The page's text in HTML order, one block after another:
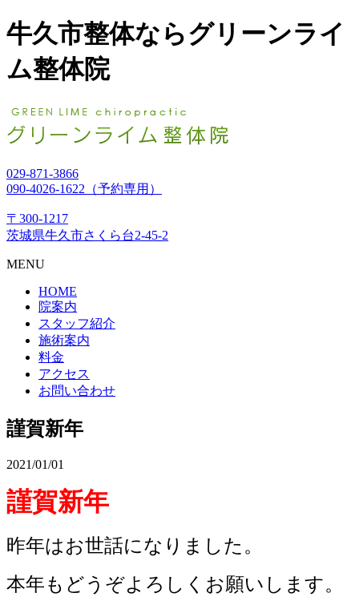
牛久市整体ならグリーンライ
ム整体院
029-871-3866
090-4026-1622（予約専用）
〒300-1217
茨城県牛久市さくら台2-45-2
MENU
HOME
院案内
スタッフ紹介
施術案内
料金
アクセス
お問い合わせ
謹賀新年
2021/01/01
謹賀新年
昨年はお世話になりました。
本年もどうぞよろしくお願いします。